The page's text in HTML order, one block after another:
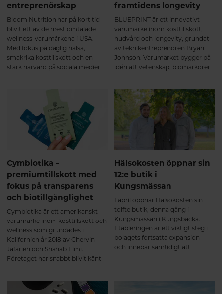
entreprenörskap
Bloom Nutrition har på kort tid
blivit ett av de mest omtalade
wellness-varumärkena i USA.
Med fokus på daglig hälsa,
smakrika kosttillskott och en
stark närvaro på sociala medier
grundaren Mari Llewellyn, vars
egen hälsoresa har inspirerat
både produkterna och företagets
filosofi.
framtidens longevity
BLUEPRINT är ett innovativt
varumärke inom kosttillskott,
hudvård och longevity, grundat
av teknikentreprenören Bryan
Johnson. Varumärket bygger på
idén att vetenskap, biomarkörer
biologiskt åldrande och förbättra
kroppens långsiktiga funktion.
Cymbiotika –
premiumtillskott med
fokus på transparens
och biotillgänglighet
Cymbiotika är ett amerikanskt
varumärke inom kosttillskott och
wellness som grundades i
Kalifornien år 2018 av Chervin
Jafarieh och Shahab Elmi.
Företaget har snabbt blivit känt
avancerade leveranssystem och
Hälsokosten öppnar sin
12:e butik i
Kungsmässan
I april öppnar Hälsokosten sin
tolfte butik, denna gång i
Kungsmässan i Kungsbacka.
Etableringen är ett viktigt steg i
bolagets fortsatta expansion –
och innebär samtidigt att